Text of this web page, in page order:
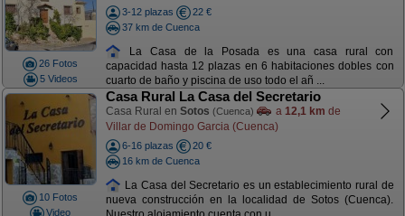
26 Fotos
5 Videos
3-12 plazas
22 €
37 km de Cuenca
La Casa de la Posada es una casa rural con
capacidad hasta 12 plazas en 6 habitaciones dobles con
cuarto de baño y piscina de uso todo el añ ...
10 Fotos
Video
Casa Rural La Casa del Secretario
Casa Rural en Sotos (Cuenca) a 12,1 km de
Villar de Domingo Garcia (Cuenca)
6-16 plazas
20 €
16 km de Cuenca
La Casa del Secretario es un establecimiento rural de
nueva construcción en la localidad de Sotos (Cuenca).